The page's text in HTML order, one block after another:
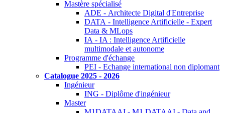
Mastère spécialisé
ADE - Architecte Digital d'Entreprise
DATA - Intelligence Artificielle - Expert
Data & MLops
IA - IA : Intelligence Artificielle
multimodale et autonome
Programme d'échange
PEI - Echange international non diplomant
Catalogue 2025 - 2026
Ingénieur
ING - Diplôme d'ingénieur
Master